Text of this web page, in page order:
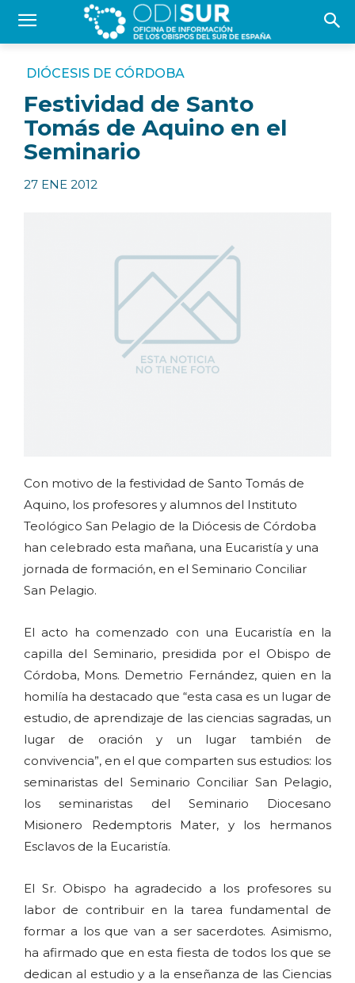
DIÓCESIS DE CÓRDOBA
Festividad de Santo
Tomás de Aquino en el
Seminario
27 ENE 2012
Con motivo de la festividad de Santo Tomás de
Aquino, los profesores y alumnos del Instituto
Teológico San Pelagio de la Diócesis de Córdoba
han celebrado esta mañana, una Eucaristía y una
jornada de formación, en el Seminario Conciliar
San Pelagio.
El acto ha comenzado con una Eucaristía en la
capilla del Seminario, presidida por el Obispo de
Córdoba, Mons. Demetrio Fernández, quien en la
homilía ha destacado que “esta casa es un lugar de
estudio, de aprendizaje de las ciencias sagradas, un
lugar de oración y un lugar también de
convivencia”, en el que comparten sus estudios: los
seminaristas del Seminario Conciliar San Pelagio,
los seminaristas del Seminario Diocesano
Misionero Redemptoris Mater, y los hermanos
Esclavos de la Eucaristía.
El Sr. Obispo ha agradecido a los profesores su
labor de contribuir en la tarea fundamental de
formar a los que van a ser sacerdotes. Asimismo,
ha afirmado que en esta fiesta de todos los que se
dedican al estudio y a la enseñanza de las Ciencias